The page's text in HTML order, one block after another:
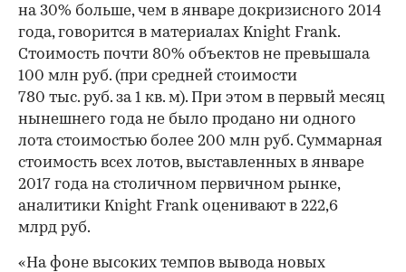
на 30% больше, чем в январе докризисного 2014
года, говорится в материалах Knight Frank.
Стоимость почти 80% объектов не превышала
100 млн руб. (при средней стоимости
780 тыс. руб. за 1 кв. м). При этом в первый месяц
нынешнего года не было продано ни одного
лота стоимостью более 200 млн руб. Суммарная
стоимость всех лотов, выставленных в январе
2017 года на столичном первичном рынке,
аналитики Knight Frank оценивают в 222,6
млрд руб.
«На фоне высоких темпов вывода новых